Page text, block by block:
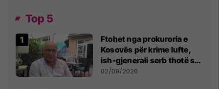
Top 5
Ftohet nga prokuroria e
Kosovës për krime lufte,
ish-gjenerali serb thotë se
dikush e tradhtoi në
02/08/2026